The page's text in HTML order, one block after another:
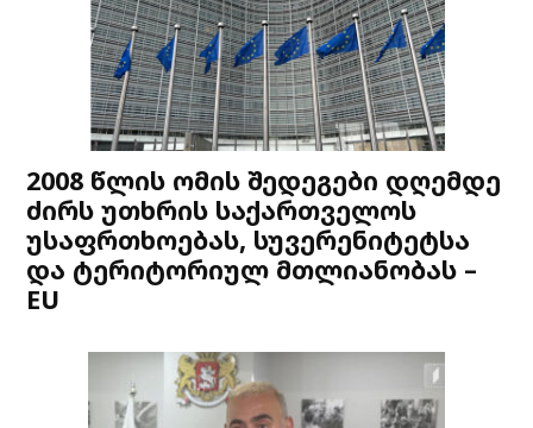
2008 წლის ომის შედეგები დღემდე
ძირს უთხრის საქართველოს
უსაფრთხოებას, სუვერენიტეტსა
და ტერიტორიულ მთლიანობას –
EU